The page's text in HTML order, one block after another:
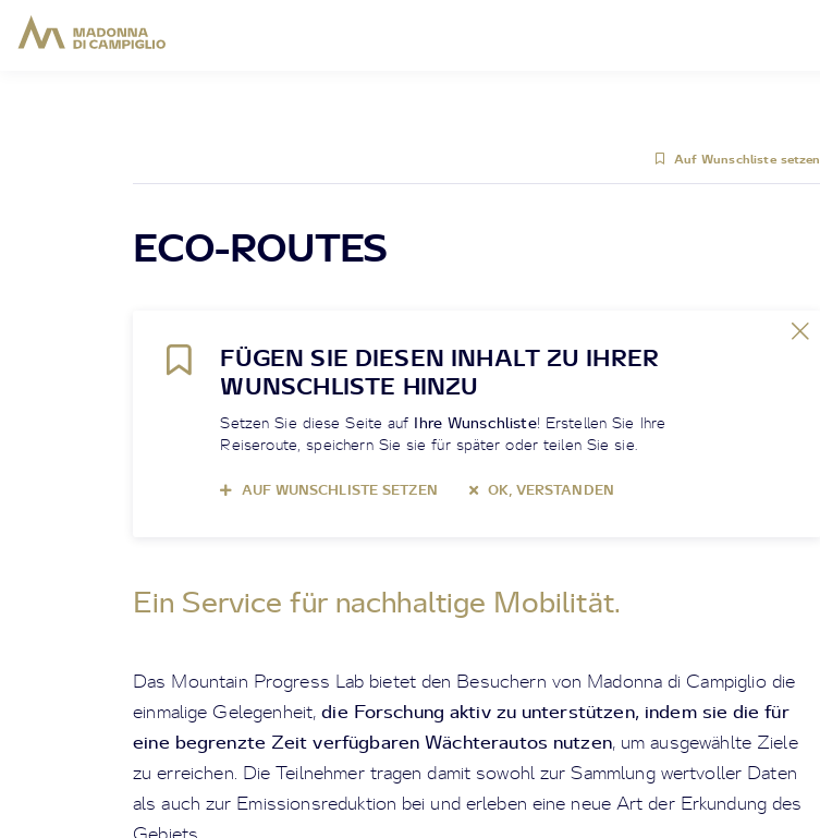
Auf Wunschliste setzen
ECO-ROUTES
FÜGEN SIE DIESEN INHALT ZU IHRER
WUNSCHLISTE HINZU
Setzen Sie diese Seite auf Ihre Wunschliste! Erstellen Sie Ihre
Reiseroute, speichern Sie sie für später oder teilen Sie sie.
AUF WUNSCHLISTE SETZEN OK, VERSTANDEN
Ein Service für nachhaltige Mobilität.
Das Mountain Progress Lab bietet den Besuchern von Madonna di Campiglio die
einmalige Gelegenheit,die Forschung aktiv zu unterstützen, indem sie die für
eine begrenzte Zeit verfügbaren Wächterautos nutzen, um ausgewählte Ziele
zu erreichen. Die Teilnehmer tragen damit sowohl zur Sammlung wertvoller Daten
als auch zur Emissionsreduktion bei und erleben eine neue Art der Erkundung des
Gebiets.